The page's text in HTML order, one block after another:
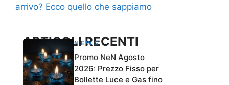
arrivo? Ecco quello che sappiamo
ARTICOLI RECENTI
NEWS
Promo NeN Agosto
2026: Prezzo Fisso per
Bollette Luce e Gas fino